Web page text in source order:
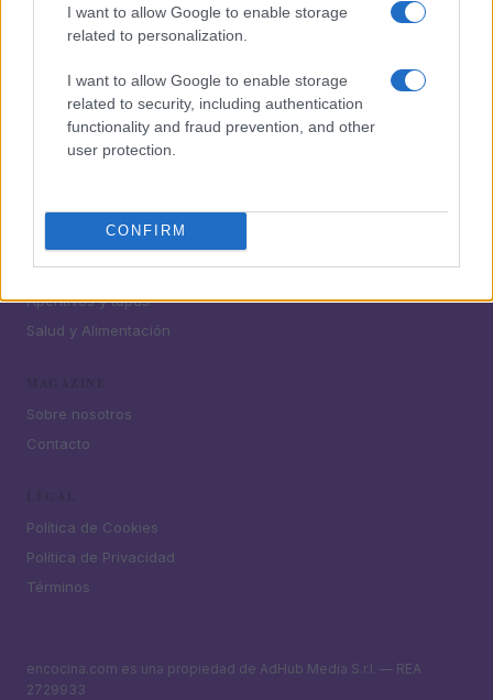
I want to allow Google to enable storage
related to personalization.
I want to allow Google to enable storage
related to security, including authentication
functionality and fraud prevention, and other
user protection.
CONFIRM
para cocinar mejor cada día.
SECCIONES
Consejos de cocina
Chefs
Aperitivos y tapas
Salud y Alimentación
Sobre nosotros
Contacto
Política de Cookies
Política de Privacidad
Términos
encocina.com es una propiedad de AdHub Media S.r.l. — REA
2729933